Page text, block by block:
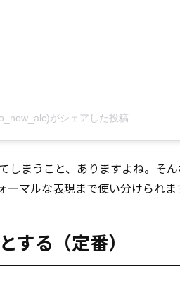
がシェアした投稿
しまうこと、ありますよね。そ
マルな表現まで使い分けられま
る（定番）